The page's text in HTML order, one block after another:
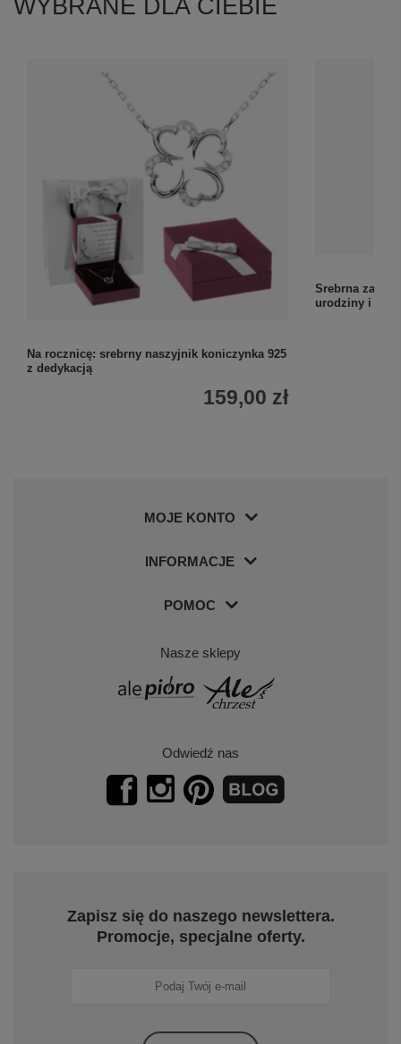
WYBRANE DLA CIEBIE
Na rocznicę: srebrny naszyjnik koniczynka 925
z dedykacją
159,00 zł
Srebrna
urodziny i
MOJE KONTO
INFORMACJE
POMOC
Nasze sklepy
Odwiedź nas
Zapisz się do naszego newslettera.
Promocje, specjalne oferty.